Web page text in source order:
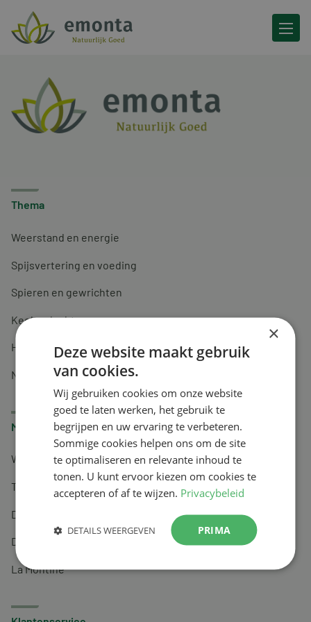
Ga naar de inhoud
Thema
Weerstand en energie
Spijsvertering en voeding
Spieren en gewrichten
Keel en luchtwegen
Huidverzorging
Nachtrust
Merken
Wapiti
Tai-Ginseng
Dermagíq
Draisma
La Montine
×
Deze website maakt gebruik
van cookies.
Wij gebruiken cookies om onze website
goed te laten werken, het gebruik te
begrijpen en uw ervaring te verbeteren.
Sommige cookies helpen ons om de site
te optimaliseren en relevante inhoud te
tonen. U kunt ervoor kiezen om cookies te
accepteren of af te wijzen. Privacybeleid
PRIMA
DETAILS WEERGEVEN